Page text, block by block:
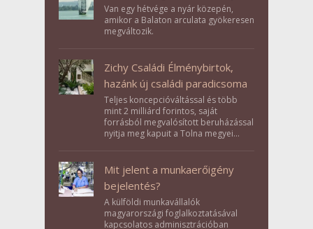
Van egy hétvége a nyár közepén,
amikor a Balaton arculata gyökeresen
megváltozik.
Zichy Családi Élménybirtok,
hazánk új családi paradicsoma
Teljes koncepcióváltással és több
mint 2 milliárd forintos, saját
forrásból megvalósított beruházással
nyitja meg kapuit a Tolna megyei
Mit jelent a munkaerőigény
bejelentés?
A külföldi munkavállalók
magyarországi foglalkoztatásával
kapcsolatos adminisztrációban